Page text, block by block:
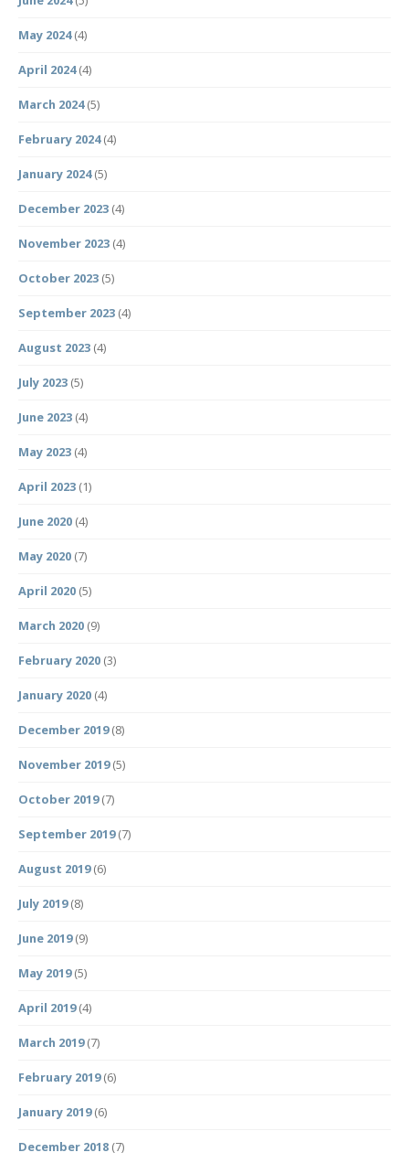
May 2024(4)
April 2024(4)
March 2024(5)
February 2024(4)
January 2024(5)
December 2023 (4)
November 2023 (4)
October 2023 (5)
September 2023 (4)
August 2023 (4)
July 2023 (5)
June 2023 (4)
May 2023 (4)
April 2023 (1)
June 2020 (4)
May 2020 (7)
April 2020 (5)
March 2020 (9)
February 2020 (3)
January 2020 (4)
December 2019(8)
November 2019(5)
October 2019(7)
September 2019(7)
August 2019(6)
July 2019(8)
June 2019(9)
May 2019(5)
April 2019(4)
March 2019(7)
February 2019(6)
January 2019(6)
December 2018 (7)